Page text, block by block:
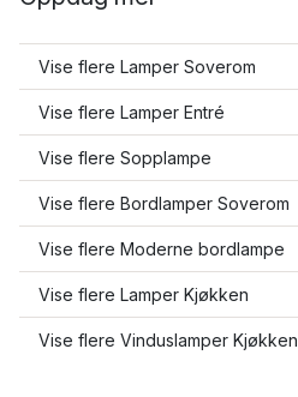
Vise flere Lamper Soverom
Vise flere Lamper Entré
Vise flere Sopplampe
Vise flere Bordlamper Soverom
Vise flere Moderne bordlampe
Vise flere Lamper Kjøkken
Vise flere Vinduslamper Kjøkken